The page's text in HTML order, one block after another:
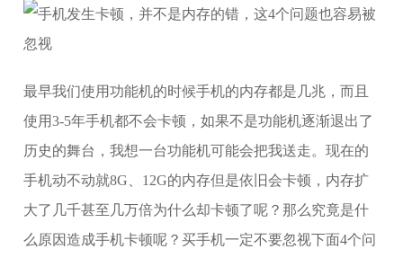
最早我们使用功能机的时候手机的内存都是几兆，而且
使用3-5年手机都不会卡顿，如果不是功能机逐渐退出了
历史的舞台，我想一台功能机可能会把我送走。现在的
手机动不动就8G、12G的内存但是依旧会卡顿，内存扩
大了几千甚至几万倍为什么却卡顿了呢？那么究竟是什
么原因造成手机卡顿呢？买手机一定不要忽视下面4个问